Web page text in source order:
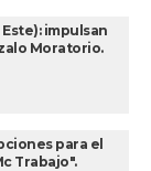
impulsan
Moratorio.
para el
Trabajo".